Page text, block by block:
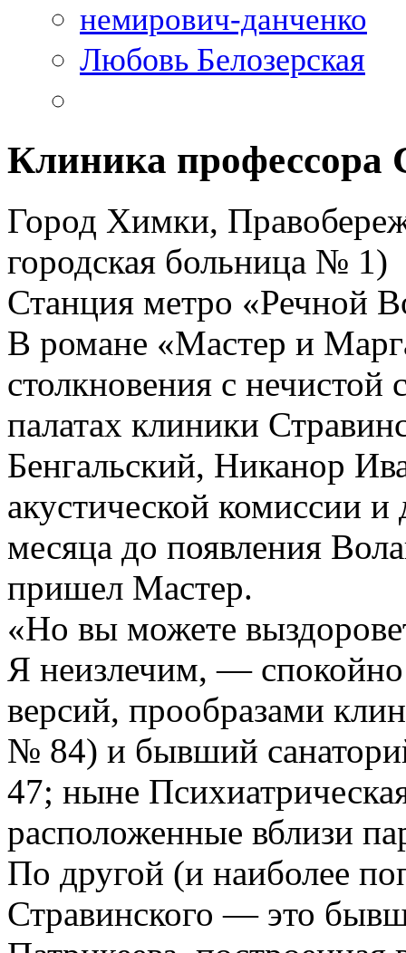
немирович-данченко
Любовь Белозерская
Клиника профессора
Город Химки,
городская больница № 1)
Станция метро «Речной
В романе «Мастер и
столкновения с нечистой
палатах клиники
Бенгальский, Никанор
акустической комиссии
месяца до появления
пришел Мастер.
«Но вы можете
Я неизлечим, —
версий, прообразами
№ 84) и бывший
47; ныне
расположенные вблизи
По другой (и наиболее
Стравинского — это